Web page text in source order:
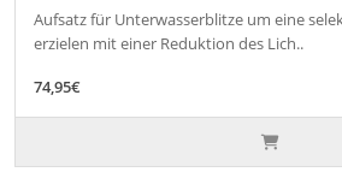
Aufsatz für Unterwasserblitze um eine
erzielen mit einer Reduktion des Lich..
74,95€